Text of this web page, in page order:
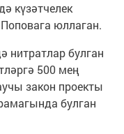
күзәтчелек
юллаган.
булган
500 мең
закон проекты
булган